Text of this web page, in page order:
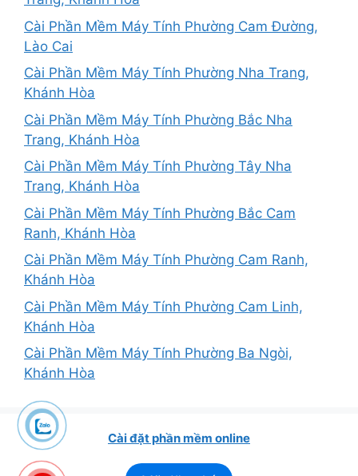
Cài Phần Mềm Máy Tính Phường Cam Đường,
Lào Cai
Cài Phần Mềm Máy Tính Phường Nha Trang,
Khánh Hòa
Cài Phần Mềm Máy Tính Phường Bắc Nha
Trang, Khánh Hòa
Cài Phần Mềm Máy Tính Phường Tây Nha
Trang, Khánh Hòa
Cài Phần Mềm Máy Tính Phường Bắc Cam
Ranh, Khánh Hòa
Cài Phần Mềm Máy Tính Phường Cam Ranh,
Khánh Hòa
Cài Phần Mềm Máy Tính Phường Cam Linh,
Khánh Hòa
Cài Phần Mềm Máy Tính Phường Ba Ngòi,
Khánh Hòa
Cài đặt phần mềm online